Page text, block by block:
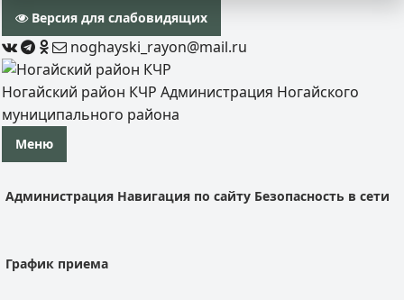
Версия для слабовидящих
noghayski_rayon@mail.ru
Ногайский район КЧР Администрация Ногайского
муниципального района
Меню
Администрация Навигация по сайту Безопасность в сети
График приема